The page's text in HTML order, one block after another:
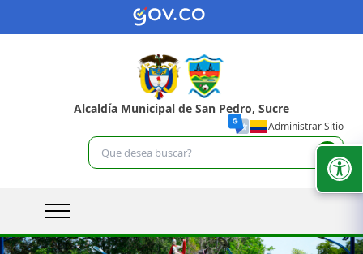
Alcaldía Municipal de San Pedro, Sucre
Administrar Sitio